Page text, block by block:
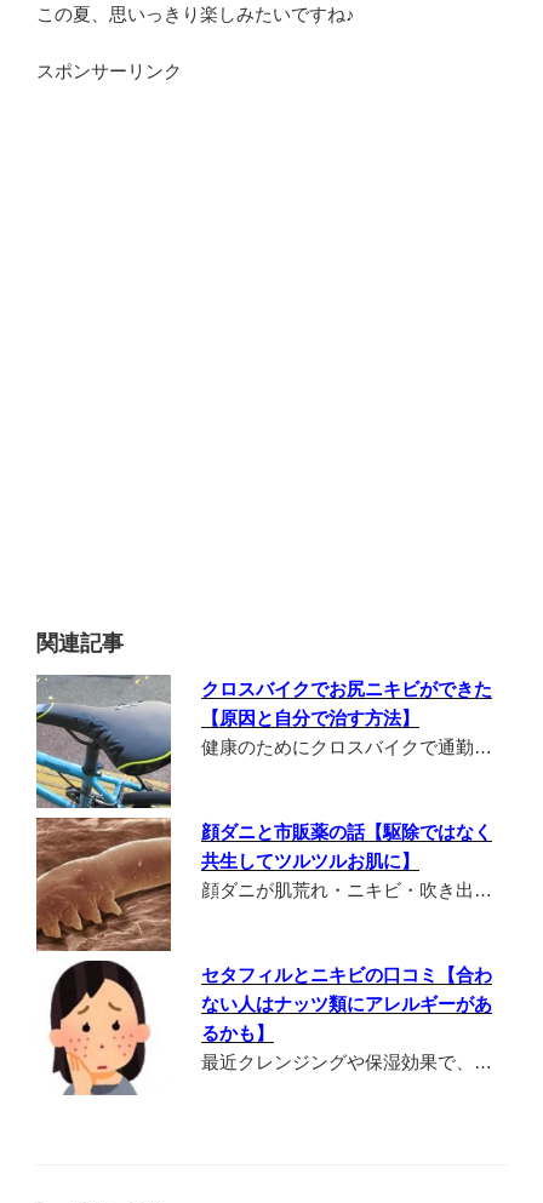
この夏、思いっきり楽しみたいですね♪
スポンサーリンク
関連記事
クロスバイクでお尻ニキビができた
【原因と自分で治す方法】
健康のためにクロスバイクで通勤…
顔ダニと市販薬の話【駆除ではなく
共生してツルツルお肌に】
顔ダニが肌荒れ・ニキビ・吹き出…
セタフィルとニキビの口コミ【合わ
ない人はナッツ類にアレルギーがあ
るかも】
最近クレンジングや保湿効果で、…